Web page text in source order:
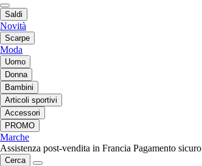
Saldi
Novità
Scarpe
Moda
Uomo
Donna
Bambini
Articoli sportivi
Accessori
PROMO
Marche
Assistenza post-vendita in Francia Pagamento sicuro
Cerca